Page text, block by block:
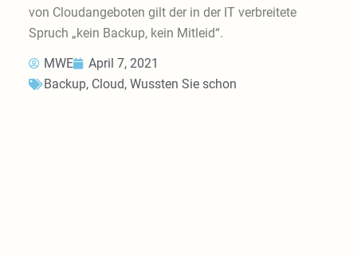
von Cloudangeboten gilt der in der IT verbreitete
Spruch „kein Backup, kein Mitleid“.
MWE
April 7, 2021
Backup, Cloud, Wussten Sie schon